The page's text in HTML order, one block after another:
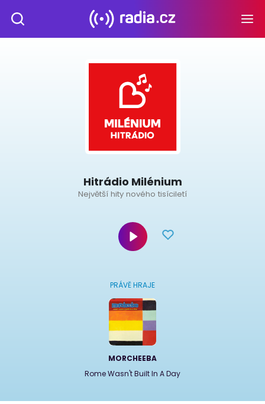
Hitrádio Milénium
Největší hity nového tisíciletí
PRÁVĚ HRAJE
MORCHEEBA
Rome Wasn't Built In A Day